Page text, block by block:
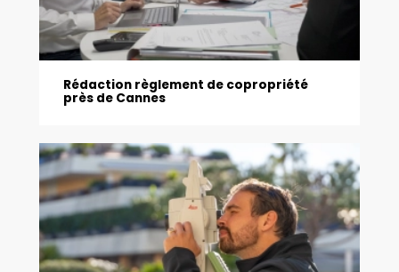
Rédaction règlement de copropriété
près de Cannes